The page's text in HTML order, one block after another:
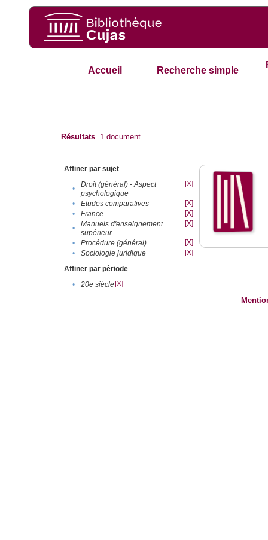
Accueil Recherche simple
Résultats 1 document
Affiner par sujet
•
Droit (général) - Aspect
psychologique
[X]
• Etudes comparatives
[X]
•
France
[X]
•
Manuels d'enseignement
supérieur
[X]
• Procédure (général)
[X]
•
Sociologie juridique
[X]
Affiner par période
•
20e siècle[X]